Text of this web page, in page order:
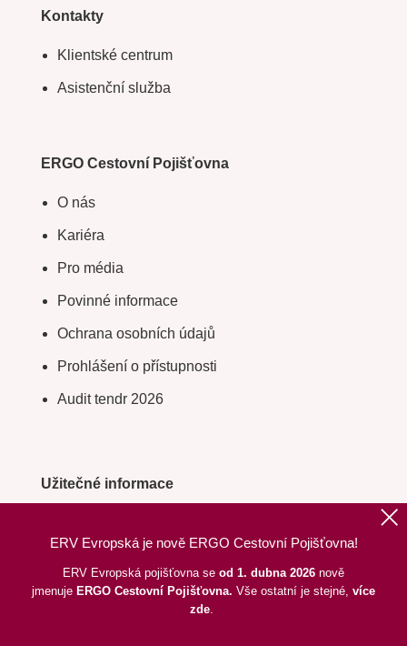
ERV Evropská je nově ERGO Cestovní Pojišťovna!
ERV Evropská pojišťovna se od 1. dubna 2026 nově
jmenuje ERGO Cestovní Pojišťovna. Vše ostatní je stejné, více
zde.
Kontakty
Klientské centrum
Asistenční služba
ERGO Cestovní Pojišťovna
O nás
Kariéra
Pro média
Povinné informace
Ochrana osobních údajů
Prohlášení o přístupnosti
Audit tendr 2026
Užitečné informace
Praktické rady
Válečné a rizikové oblasti